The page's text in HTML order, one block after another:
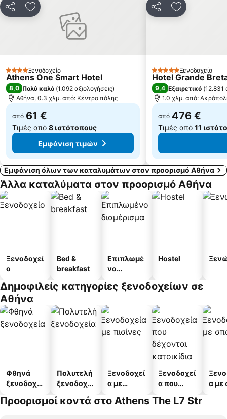
Ampelokipoi
Νέα Πέραμος
Παραδοσιακός Οικισμός Πλάκας
Ιερά Οδός
Κέντρο του Πειραιά
Παραλία Αμαρύνθου
Παραλία της Ερέτριας
ΚοινοποίησηΠροσθήκη στα αγαπημένα
4 ΑστέριαΞενοδοχείο
Athens One Smart Hotel
8,0 Πολύ καλό (1.092 αξιολογήσεις)
Αθήνα, 0.3 χλμ. από: Κέντρο πόλης
από 61 €
Τιμές από 8 ιστότοπους
Εμφάνιση τιμών
ΚοινοποίησηΠροσθήκη
5 ΑστέριαΞενοδοχείο
Hotel Grande
9,4 Εξαιρετικό (12.831
1.0 χλμ. από:
από 476 €
Τιμές από 11
Εμφάνιση όλων των καταλυμάτων στον προορισμό Αθήνα
Άλλα καταλύματα στον προορισμό Αθήνα
Ξενοδοχεί
ο
Bed &
breakfast
Επιπλωμέ
νο
α
Hostel
Δημοφιλείς κατηγορίες ξενοδοχείων σε
Αθήνα
Φθηνά
ξενοδοχεί
Πολυτελή
ξενοδοχεί
Ξενοδοχεί
α με
Ξενοδοχεί
α που
κατοικίδι
α με
Προορισμοί κοντά στο Athens The L7 Str